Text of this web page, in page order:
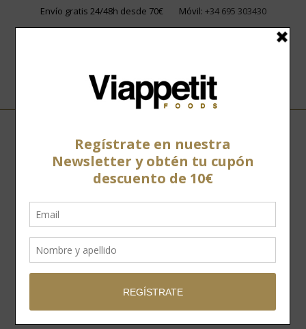
Envío gratis 24/48h desde 70€ Móvil: +34 695 303430
pimientos del Piquillo